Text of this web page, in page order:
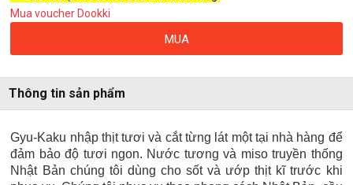
Mua voucher Dookki
MUA
Thông tin sản phẩm
Gyu-Kaku nhập thịt tươi và cắt từng lát một tại nhà hàng để
đảm bảo độ tươi ngon. Nước tương và miso truyền thống
Nhật Bản chúng tôi dùng cho sốt và ướp thịt kĩ trước khi